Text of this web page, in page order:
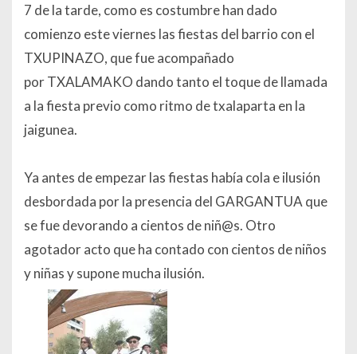
7 de la tarde, como es costumbre han dado
comienzo este viernes las fiestas del barrio con el
TXUPINAZO, que fue acompañado
por TXALAMAKO dando tanto el toque de llamada
a la fiesta previo como ritmo de txalaparta en la
jaigunea.
Ya antes de empezar las fiestas había cola e ilusión
desbordada por la presencia del GARGANTUA que
se fue devorando a cientos de niñ@s. Otro
agotador acto que ha contado con cientos de niños
y niñas y supone mucha ilusión.